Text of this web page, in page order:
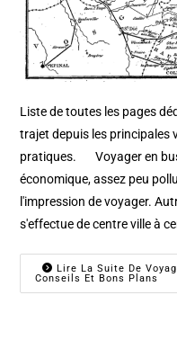
Liste de toutes les pages
trajet depuis les principales
pratiques. Voyager en
économique, assez peu
l'impression de voyager.
s'effectue de centre ville à
Lire La Suite De
Conseils Et Bons Plans